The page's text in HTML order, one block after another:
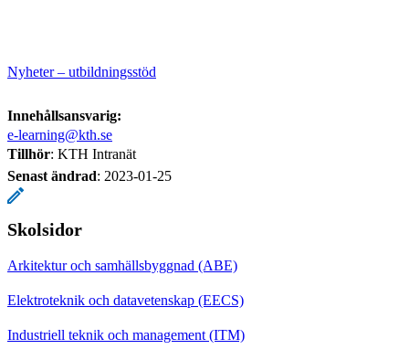
Nyheter – utbildningsstöd
Innehållsansvarig:
e-learning@kth.se
Tillhör: KTH Intranät
Senast ändrad: 2023-01-25
Skolsidor
Arkitektur och samhällsbyggnad (ABE)
Elektroteknik och datavetenskap (EECS)
Industriell teknik och management (ITM)